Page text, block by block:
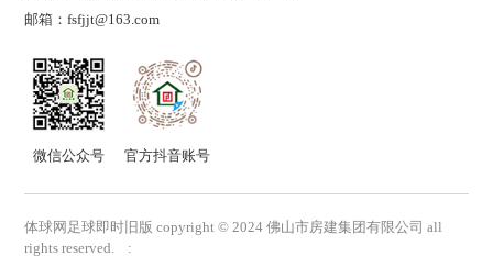
邮箱：fsfjjt@163.com
微信公众号 官方抖音账号
体球网足球即时旧版 copyright © 2024 佛山市房建集团有限公司 all
rights reserved. :